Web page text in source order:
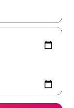
con las